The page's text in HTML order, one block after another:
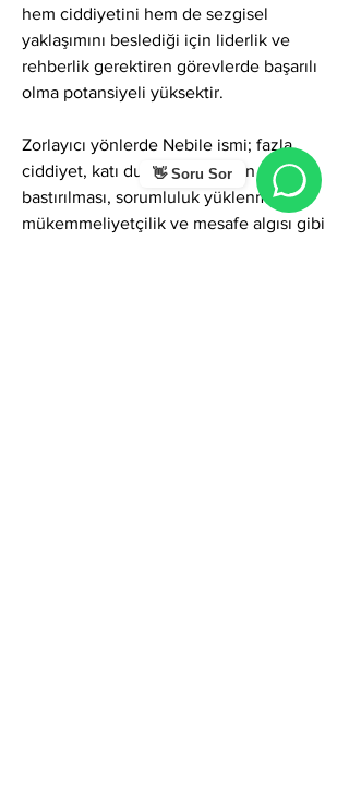
👋 Soru Sor
hem ciddiyetini hem de sezgisel
yaklaşımını beslediği için liderlik ve
rehberlik gerektiren görevlerde başarılı
olma potansiyeli yüksektir.
Zorlayıcı yönlerde Nebile ismi; fazla
ciddiyet, katı duruş, duyguların
bastırılması, sorumluluk yüklenme,
mükemmeliyetçilik ve mesafe algısı gibi